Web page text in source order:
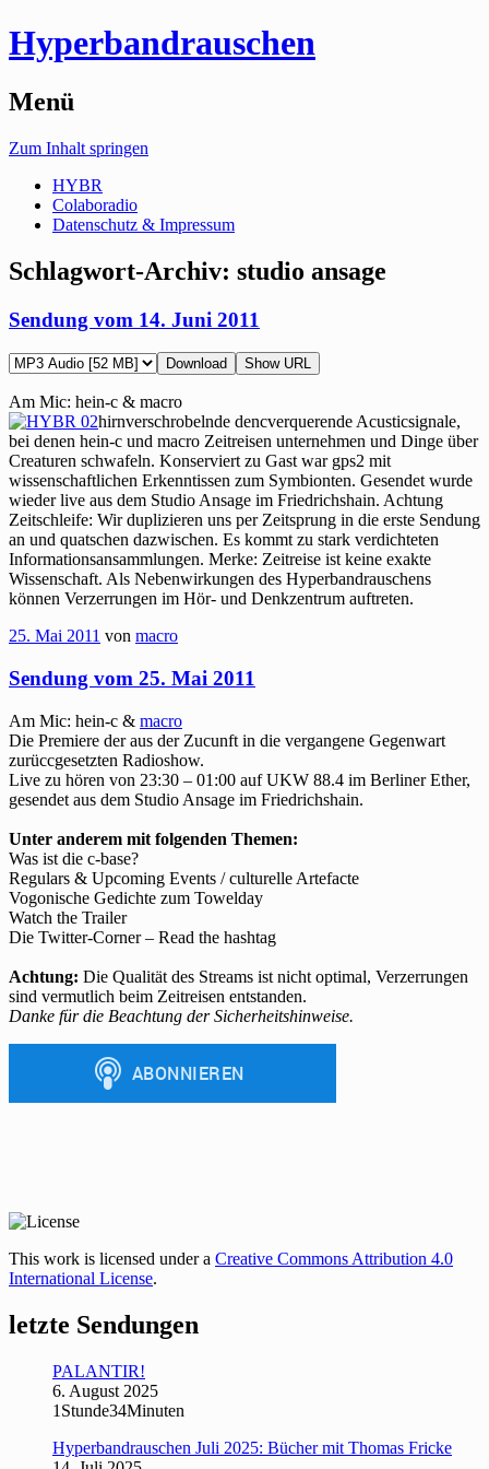
Hyperbandrauschen
Menü
Zum Inhalt springen
HYBR
Colaboradio
Datenschutz & Impressum
Schlagwort-Archiv: studio ansage
Sendung vom 14. Juni 2011
Download Show URL
Am Mic: hein-c & macro
hirnverschrobelnde dencverquerende Acusticsignale,
bei denen hein-c und macro Zeitreisen unternehmen und Dinge über
Creaturen schwafeln. Konserviert zu Gast war gps2 mit
wissenschaftlichen Erkenntissen zum Symbionten. Gesendet wurde
wieder live aus dem Studio Ansage im Friedrichshain. Achtung
Zeitschleife: Wir duplizieren uns per Zeitsprung in die erste Sendung
an und quatschen dazwischen. Es kommt zu stark verdichteten
Informationsansammlungen. Merke: Zeitreise ist keine exakte
Wissenschaft. Als Nebenwirkungen des Hyperbandrauschens
können Verzerrungen im Hör- und Denkzentrum auftreten.
25. Mai 2011 von macro
Sendung vom 25. Mai 2011
Am Mic: hein-c & macro
Die Premiere der aus der Zucunft in die vergangene Gegenwart
zurüccgesetzten Radioshow.
Live zu hören von 23:30 – 01:00 auf UKW 88.4 im Berliner Ether,
gesendet aus dem Studio Ansage im Friedrichshain.
Unter anderem mit folgenden Themen:
Was ist die c-base?
Regulars & Upcoming Events / culturelle Artefacte
Vogonische Gedichte zum Towelday
Watch the Trailer
Die Twitter-Corner – Read the hashtag
Achtung: Die Qualität des Streams ist nicht optimal, Verzerrungen
sind vermutlich beim Zeitreisen entstanden.
Danke für die Beachtung der Sicherheitshinweise.
This work is licensed under a Creative Commons Attribution 4.0
International License.
letzte Sendungen
PALANTIR!
6. August 2025
1Stunde34Minuten
Hyperbandrauschen Juli 2025: Bücher mit Thomas Fricke